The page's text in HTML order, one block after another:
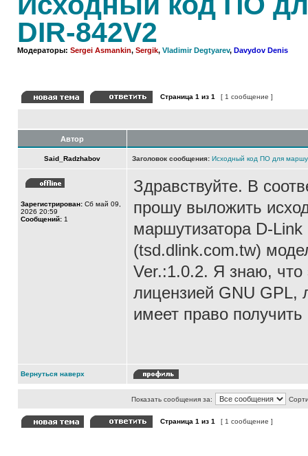
DIR-842V2
Модераторы: Sergei Asmankin, Sergik, Vladimir Degtyarev, Davydov Denis
Страница 1 из 1 [ 1 сообщение ]
Автор
Said_Radzhabov Заголовок сообщения: Исходный код ПО для
Зарегистрирован: Сб май 09,
2026 20:59
Сообщений: 1
Здравствуйте. В
прошу выложить
маршутизатора D-
(tsd.dlink.com.tw)
Ver.:1.0.2. Я знаю, что
лицензией GNU GPL,
имеет право
Вернуться наверх
Показать сообщения за:
Страница 1 из 1 [ 1 сообщение ]